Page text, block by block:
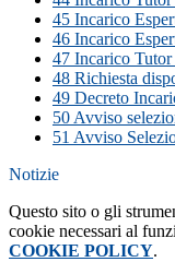
45 Incarico
46 Incarico
47 Incarico
48 Richiesta
49 Decreto
50 Avviso
51 Avviso
Notizie
Questo sito o gli
cookie necessari al
COOKIE POLICY.